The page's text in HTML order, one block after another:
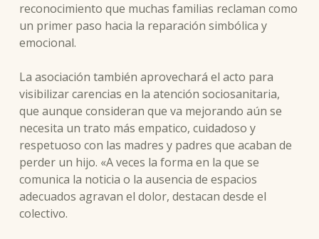
reconocimiento que muchas familias reclaman como
un primer paso hacia la reparación simbólica y
emocional.
La asociación también aprovechará el acto para
visibilizar carencias en la atención sociosanitaria,
que aunque consideran que va mejorando aún se
necesita un trato más empatico, cuidadoso y
respetuoso con las madres y padres que acaban de
perder un hijo. «A veces la forma en la que se
comunica la noticia o la ausencia de espacios
adecuados agravan el dolor, destacan desde el
colectivo.